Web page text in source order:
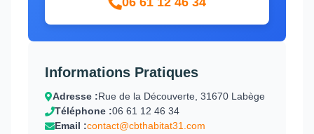
Informations Pratiques
Adresse :Rue de la Découverte, 31670 Labège
Téléphone :06 61 12 46 34
Email :contact@cbthabitat31.com